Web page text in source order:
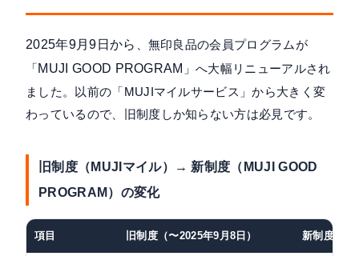
2025年9月9日から
、無印良品の会員プログラムが
「MUJI GOOD PROGRAM 」へ大幅リニューアルされ
ました。以前の「MUJIマイルサービス」から大きく変
わっているので、旧制度しか知らない方は必見です。
旧制度（MUJIマイル）→ 新制度（MUJI GOOD
PROGRAM）の変化
項目 旧制度（〜2025年9月8日） 新制度（